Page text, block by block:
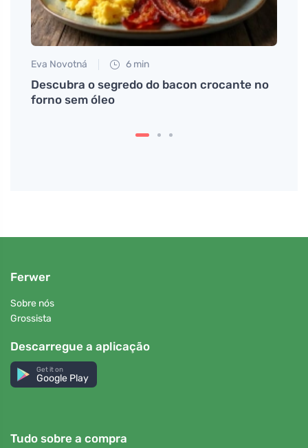
Eva Novotná 6 min
Descubra o segredo do bacon crocante no
forno sem óleo
Ferwer
Sobre nós
Grossista
Descarregue a aplicação
Get it on
Google Play
Tudo sobre a compra